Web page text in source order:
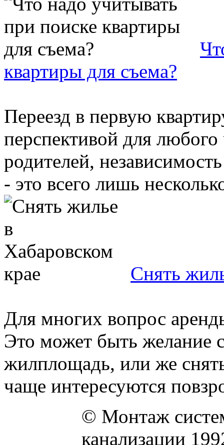
квартиры для съема?
Переезд в первую
перспективой для
родителей,
- это всего лишь
Снять
Для многих вопрос
Это может быть желание
жилплощадь, или же
чаще интересуются
© Монтаж
канализации